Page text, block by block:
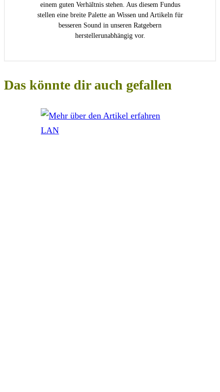
einem guten Verhältnis stehen. Aus diesem Fundus
stellen eine breite Palette an Wissen und Artikeln für
besseren Sound in unseren Ratgebern
herstellerunabhängig vor.
Das könnte dir auch gefallen